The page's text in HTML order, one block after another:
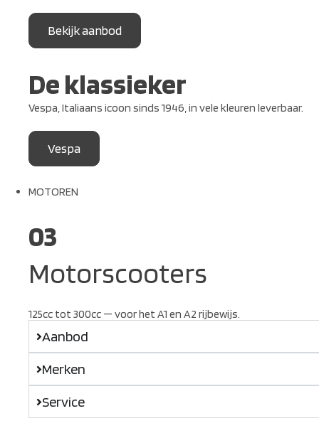
Bekijk aanbod
De klassieker
Vespa, Italiaans icoon sinds 1946, in vele kleuren leverbaar.
Vespa
MOTOREN
03
Motorscooters
125cc tot 300cc — voor het A1 en A2 rijbewijs.
Aanbod
Merken
Service